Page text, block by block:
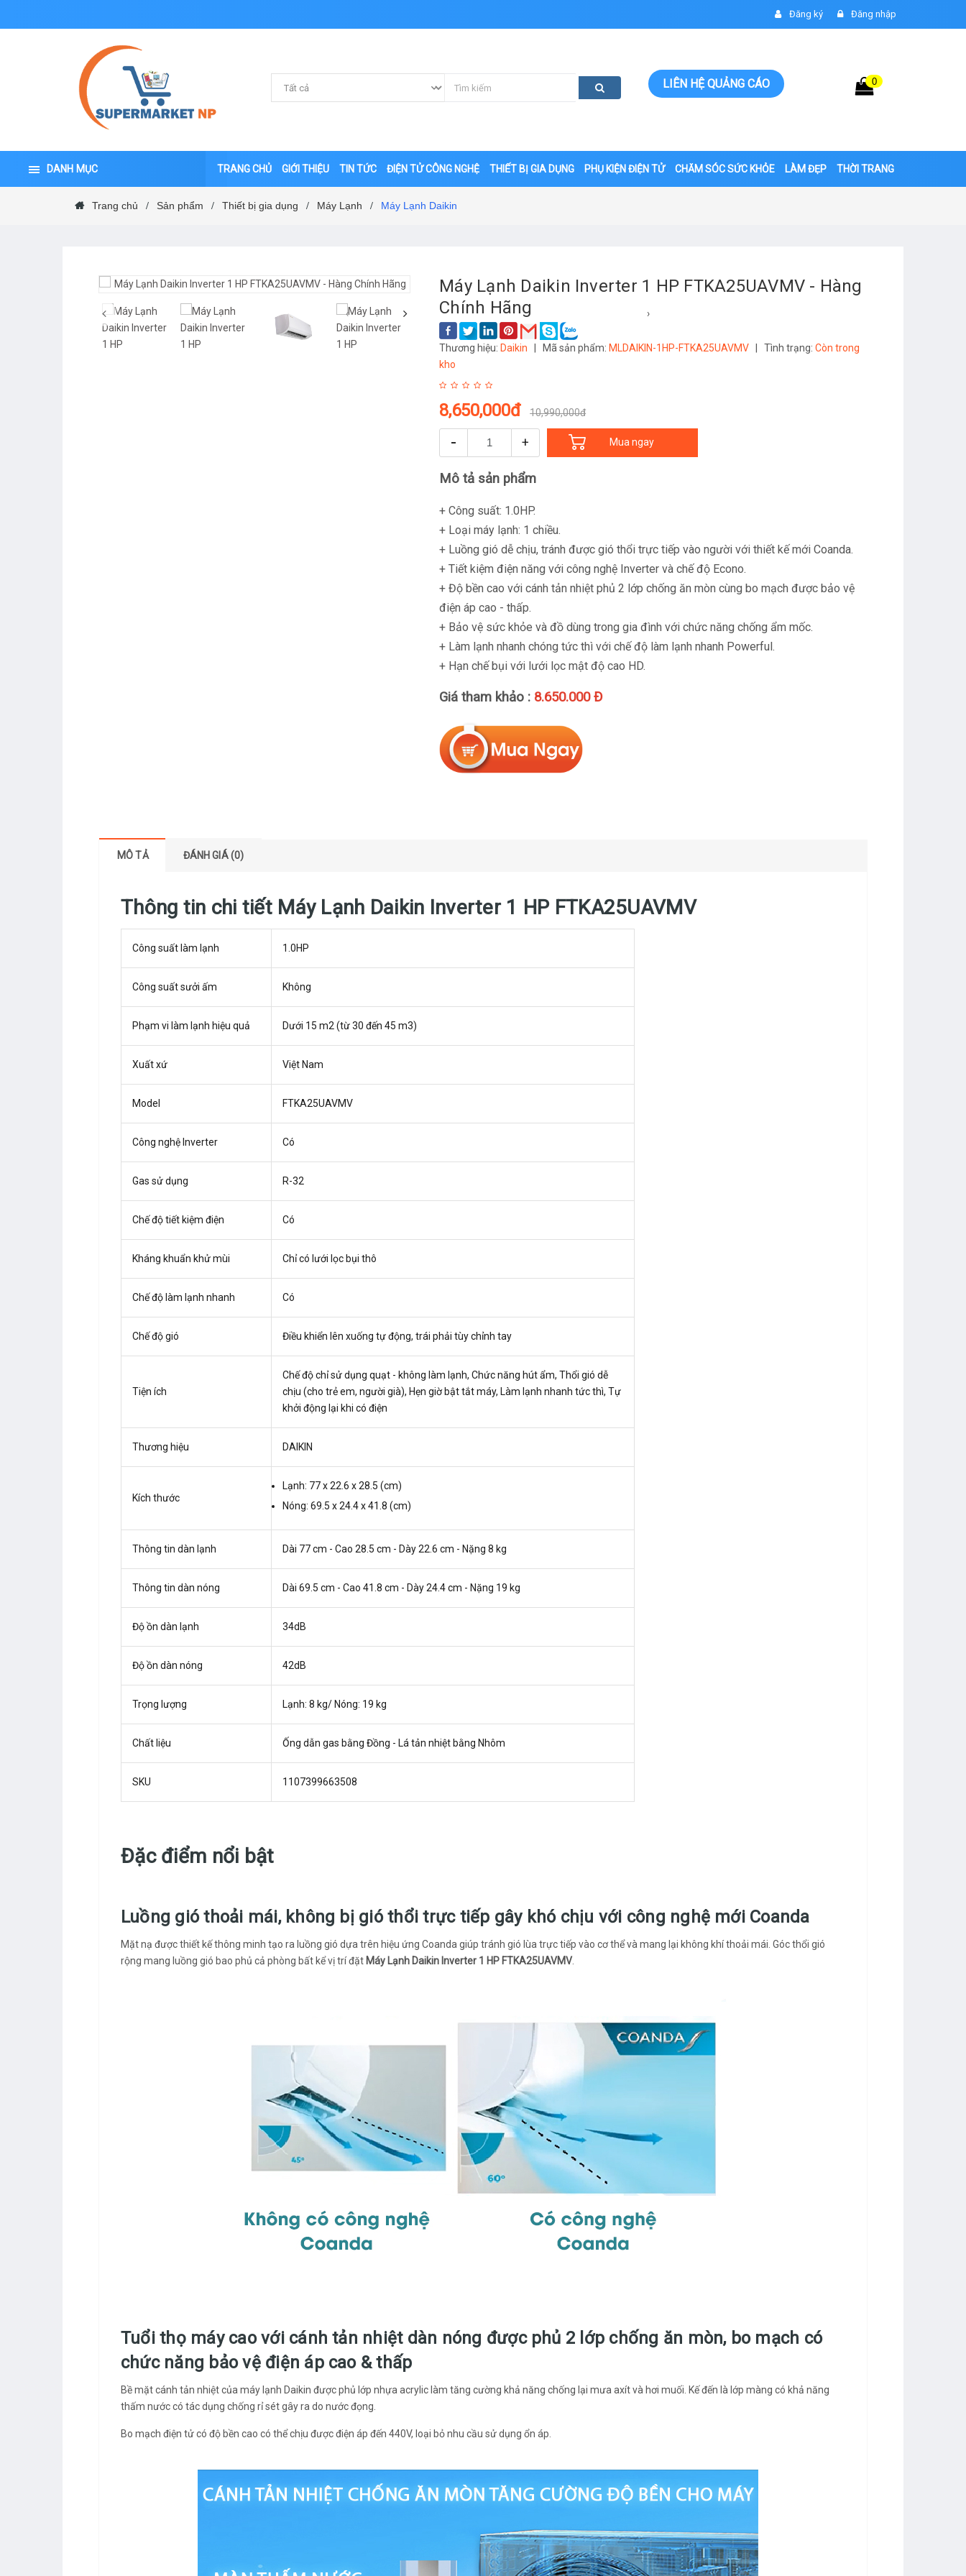
Đăng ký Đăng nhập
LIÊN HỆ QUẢNG CÁO 0
DANH MỤC TRANG CHỦ GIỚI THIỆU TIN TỨC ĐIỆN TỬ CÔNG NGHỆ THIẾT BỊ GIA DỤNG PHỤ KIỆN ĐIỆN TỬ CHĂM SÓC SỨC KHỎE LÀM ĐẸP THỜI TRANG
Trang chủ / Sản phẩm / Thiết bị gia dụng / Máy Lạnh / Máy Lạnh Daikin
‹ ›
Máy Lạnh Daikin Inverter 1 HP FTKA25UAVMV - Hàng
Chính Hãng
Thương hiệu: Daikin Mã sản phẩm: MLDAIKIN-1HP-FTKA25UAVMV Tình trạng:Còn trong
kho
8,650,000đ 10,990,000đ
- + Mua ngay
Mô tả sản phẩm
+ Công suất: 1.0HP.
+ Loại máy lạnh: 1 chiều.
+ Luồng gió dễ chịu, tránh được gió thổi trực tiếp vào người với thiết kế mới Coanda.
+ Tiết kiệm điện năng với công nghệ Inverter và chế độ Econo.
+ Độ bền cao với cánh tản nhiệt phủ 2 lớp chống ăn mòn cùng bo mạch được bảo vệ
điện áp cao - thấp.
+ Bảo vệ sức khỏe và đồ dùng trong gia đình với chức năng chống ẩm mốc.
+ Làm lạnh nhanh chóng tức thì với chế độ làm lạnh nhanh Powerful.
+ Hạn chế bụi với lưới lọc mật độ cao HD.
Giá tham khảo : 8.650.000 Đ
MÔ TẢ ĐÁNH GIÁ (0)
Thông tin chi tiết Máy Lạnh Daikin Inverter 1 HP FTKA25UAVMV
Công suất làm lạnh 1.0HP
Công suất sưởi ấm Không
Phạm vi làm lạnh hiệu quả Dưới 15 m2 (từ 30 đến 45 m3)
Xuất xứ Việt Nam
Model FTKA25UAVMV
Công nghệ Inverter Có
Gas sử dụng R-32
Chế độ tiết kiệm điện Có
Kháng khuẩn khử mùi Chỉ có lưới lọc bụi thô
Chế độ làm lạnh nhanh Có
Chế độ gió Điều khiển lên xuống tự động, trái phải tùy chỉnh tay
Tiện ích
Chế độ chỉ sử dụng quạt - không làm lạnh, Chức năng hút ẩm, Thổi gió dễ
chịu (cho trẻ em, người già), Hẹn giờ bật tắt máy, Làm lạnh nhanh tức thì, Tự
khởi động lại khi có điện
Thương hiệu DAIKIN
Kích thước
Lạnh: 77 x 22.6 x 28.5 (cm)
Nóng: 69.5 x 24.4 x 41.8 (cm)
Thông tin dàn lạnh Dài 77 cm - Cao 28.5 cm - Dày 22.6 cm - Nặng 8 kg
Thông tin dàn nóng Dài 69.5 cm - Cao 41.8 cm - Dày 24.4 cm - Nặng 19 kg
Độ ồn dàn lạnh 34dB
Độ ồn dàn nóng 42dB
Trọng lượng Lạnh: 8 kg/ Nóng: 19 kg
Chất liệu Ống dẫn gas bằng Đồng - Lá tản nhiệt bằng Nhôm
SKU 1107399663508
Đặc điểm nổi bật
Luồng gió thoải mái, không bị gió thổi trực tiếp gây khó chịu với công nghệ mới Coanda
Mặt nạ được thiết kế thông minh tạo ra luồng gió dựa trên hiệu ứng Coanda giúp tránh gió lùa trực tiếp vào cơ thể và mang lại không khí thoải mái. Góc thổi gió
rộng mang luồng gió bao phủ cả phòng bất kể vị trí đặt Máy Lạnh Daikin Inverter 1 HP FTKA25UAVMV.
Tuổi thọ máy cao với cánh tản nhiệt dàn nóng được phủ 2 lớp chống ăn mòn, bo mạch có
chức năng bảo vệ điện áp cao & thấp
Bề mặt cánh tản nhiệt của máy lạnh Daikin được phủ lớp nhựa acrylic làm tăng cường khả năng chống lại mưa axít và hơi muối. Kế đến là lớp màng có khả năng
thấm nước có tác dụng chống rỉ sét gây ra do nước đọng.
Bo mạch điện tử có độ bền cao có thể chịu được điện áp đến 440V, loại bỏ nhu cầu sử dụng ổn áp.